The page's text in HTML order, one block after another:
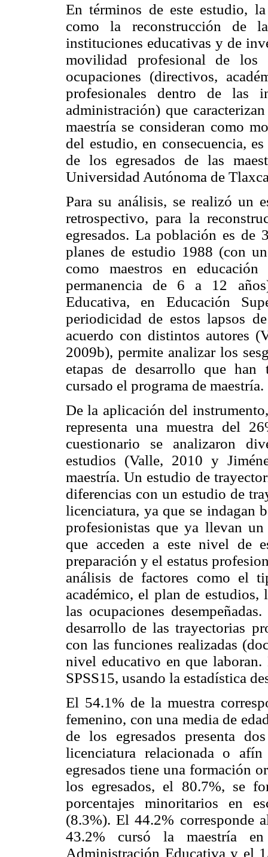
En términos de este estudio,
como la reconstrucción de
instituciones educativas y de
movilidad profesional de los
ocupaciones (directivos,
profesionales dentro de las
administración) que
maestría se consideran como
del estudio, en consecuencia,
de los egresados de las
Universidad Autónoma de
Para su análisis, se realizó un
retrospectivo, para la
egresados. La población es de
planes de estudio 1988 (con
como maestros en
permanencia de 6 a 12
Educativa, en Educación
periodicidad de estos lapsos
acuerdo con distintos autores
2009b), permite analizar los
etapas de desarrollo que han
cursado el programa de maestría.
De la aplicación del
representa una muestra del
cuestionario se analizaron
estudios (Valle, 2010 y
maestría. Un estudio de
diferencias con un estudio de
licenciatura, ya que se indagan
profesionistas que ya llevan
que acceden a este nivel de
preparación y el estatus
análisis de factores como el
académico, el plan de
las ocupaciones
desarrollo de las trayectorias
con las funciones realizadas
nivel educativo en que
SPSS15, usando la estadística
El 54.1% de la muestra
femenino, con una media de
de los egresados presenta
licenciatura relacionada o
egresados tiene una formación
los egresados, el 80.7%, se
porcentajes minoritarios en
(8.3%). El 44.2%
43.2% cursó la maestría
Administración Educativa y el